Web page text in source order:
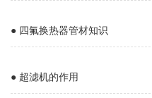
● 四氟换热器管材知识
● 超滤机的作用